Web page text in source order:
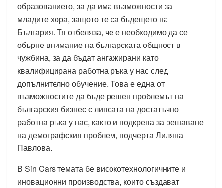
образованието, за да има възможности за
младите хора, защото те са бъдещето на
България. Тя отбеляза, че е необходимо да се
обърне внимание на българската общност в
чужбина, за да бъдат ангажирани като
квалифицирана работна ръка у нас след
допълнително обучение. Това е една от
възможностите да бъде решен проблемът на
българския бизнес с липсата на достатъчно
работна ръка у нас, както и подкрепа за решаване
на демографския проблем, подчерта Лиляна
Павлова.
В Sin Cars темата бе високотехнологичните и
иновационни производства, които създават